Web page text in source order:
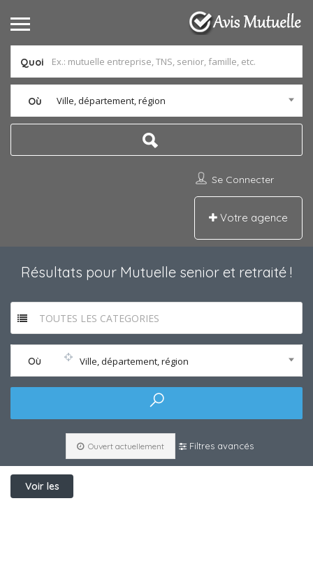
Quoi
Où Ville, département, région
Se Connecter
Votre agence
Résultats pour Mutuelle senior et retraité !
TOUTES LES CATEGORIES
Où Ville, département, région
Ouvert actuellement Filtres avancés
Voir les